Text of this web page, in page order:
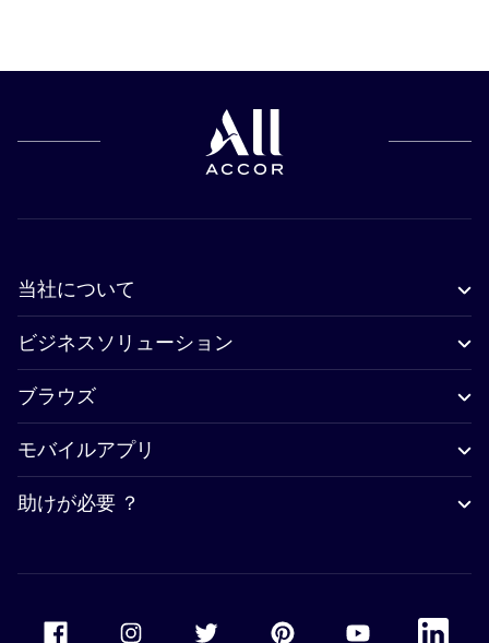
当社について
ビジネスソリューション
ブラウズ
モバイルアプリ
助けが必要 ？
Accor Youtube
Accor